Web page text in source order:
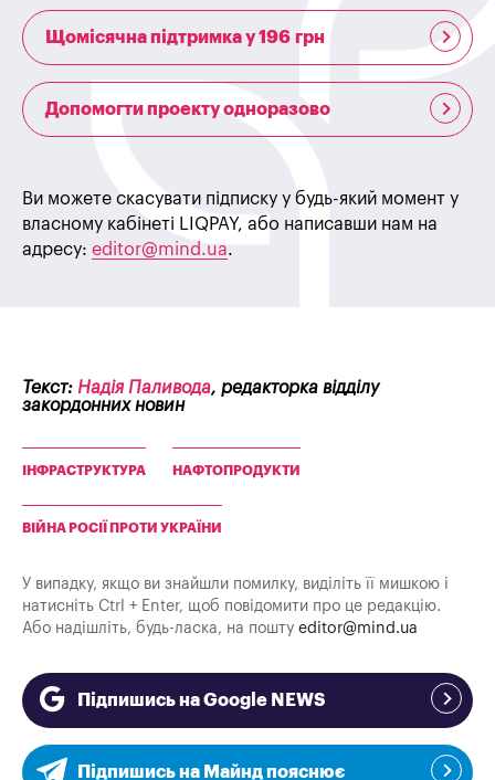
Щомісячна підтримка у 196 грн
Допомогти проекту одноразово
Ви можете скасувати підписку у будь-який момент у
власному кабінеті LIQPAY, або написавши нам на
адресу: editor@mind.ua.
Текст: Надія Паливода, редакторка відділу
закордонних новин
ІНФРАСТРУКТУРА НАФТОПРОДУКТИ
ВІЙНА РОСІЇ ПРОТИ УКРАЇНИ
У випадку, якщо ви знайшли помилку, виділіть її мишкою і
натисніть Ctrl + Enter, щоб повідомити про це редакцію.
Або надішліть, будь-ласка, на пошту editor@mind.ua
Підпишись на Google NEWS
Підпишись на Майнд пояснює